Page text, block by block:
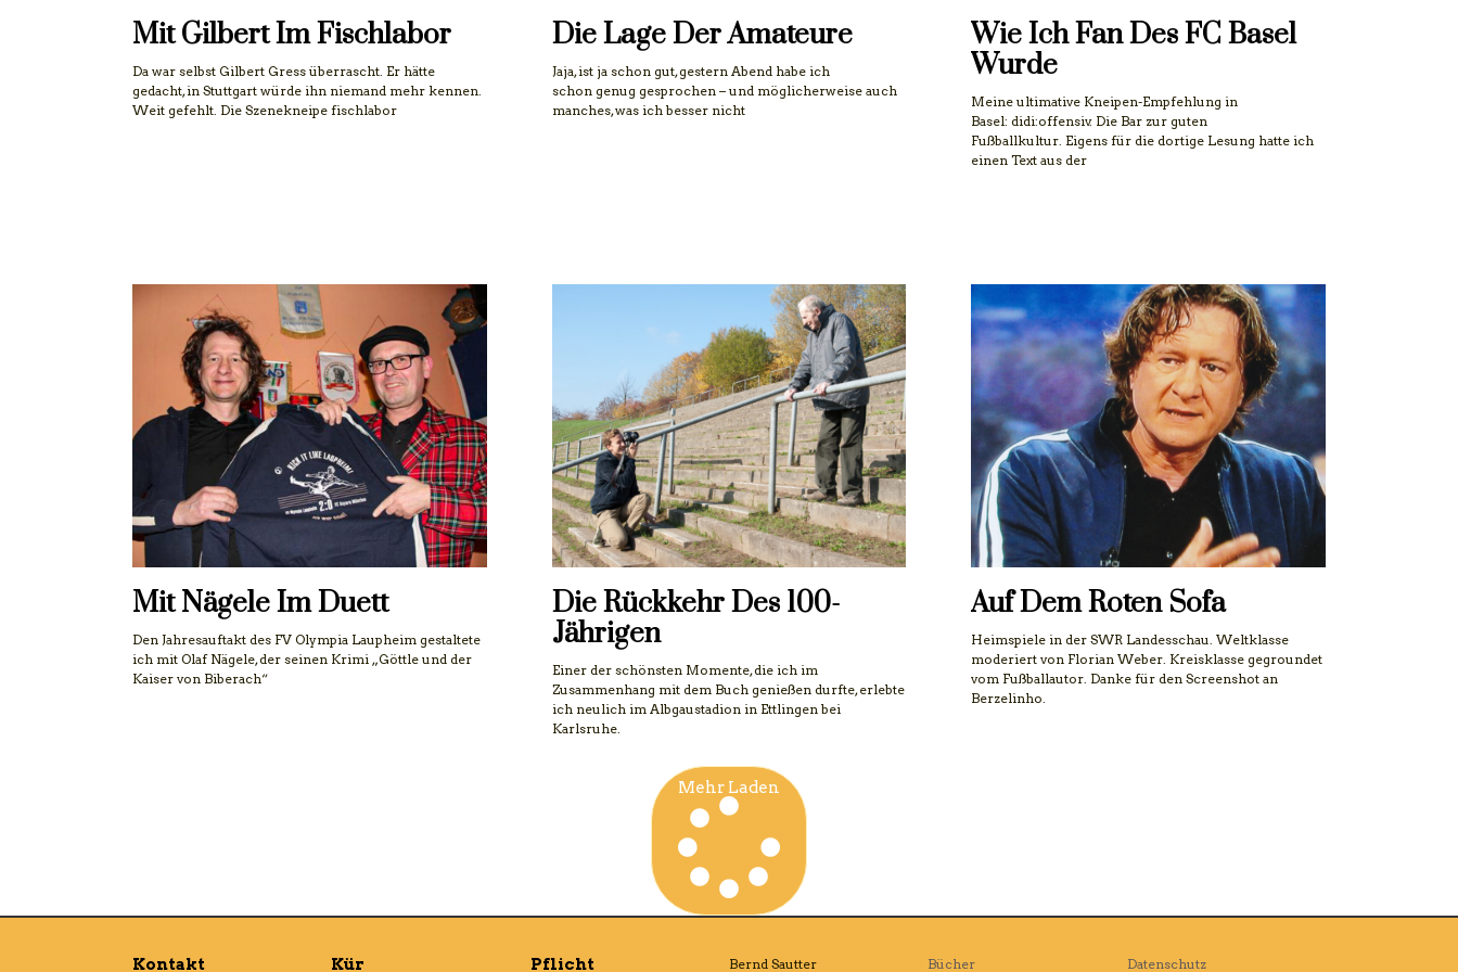
Mit Gilbert Im Fischlabor
Da war selbst Gilbert Gress überrascht. Er hätte
gedacht, in Stuttgart würde ihn niemand mehr kennen.
Weit gefehlt. Die Szenekneipe fischlabor
Die Lage Der Amateure
Jaja, ist ja schon gut, gestern Abend habe ich
schon genug gesprochen – und möglicherweise auch
manches, was ich besser nicht
Wie Ich Fan Des FC Basel
Wurde
Meine ultimative Kneipen-Empfehlung in
Basel: didi:offensiv. Die Bar zur guten
Fußballkultur. Eigens für die dortige Lesung hatte ich
einen Text aus der
Mit Nägele Im Duett
Den Jahresauftakt des FV Olympia Laupheim gestaltete
ich mit Olaf Nägele, der seinen Krimi „Göttle und der
Kaiser von Biberach“
Die Rückkehr Des 100-
Jährigen
Einer der schönsten Momente, die ich im
Zusammenhang mit dem Buch genießen durfte, erlebte
ich neulich im Albgaustadion in Ettlingen bei
Karlsruhe.
Auf Dem Roten Sofa
Heimspiele in der SWR Landesschau. Weltklasse
moderiert von Florian Weber. Kreisklasse gegroundet
vom Fußballautor. Danke für den Screenshot an
Berzelinho.
Mehr Laden
Kontakt Kür Pflicht Bernd Sautter Bücher Datenschutz